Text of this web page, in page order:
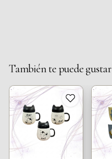
También te puede gustar